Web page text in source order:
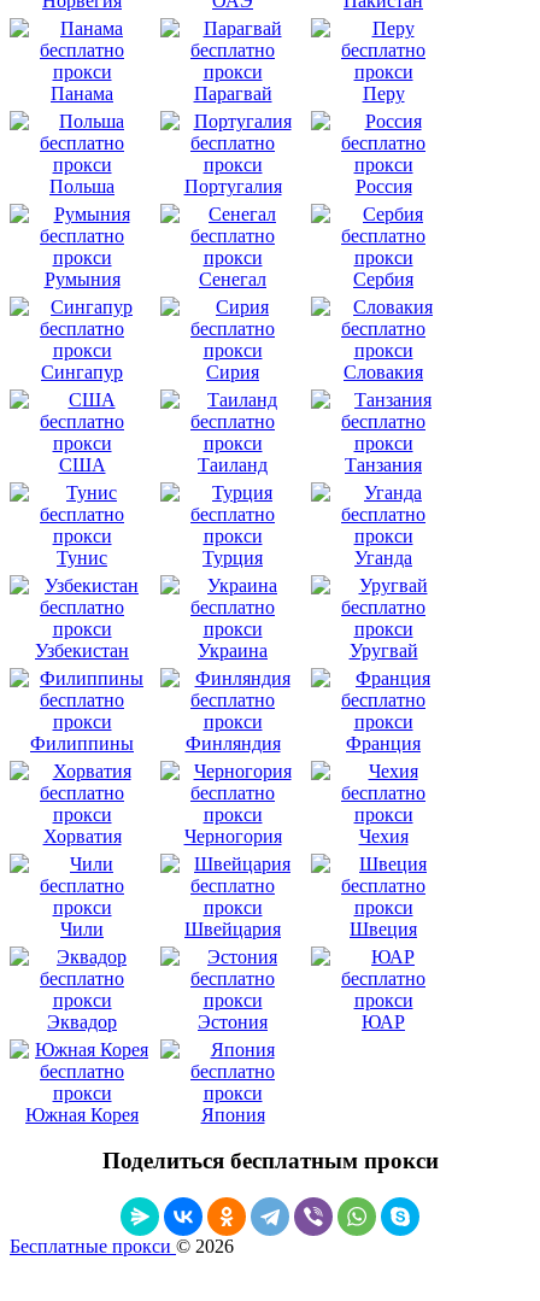
Панама Парагвай Перу
Польша Португалия Россия
Румыния Сенегал Сербия
Сингапур Сирия Словакия
США Таиланд Танзания
Тунис Турция Уганда
Узбекистан Украина Уругвай
Филиппины Финляндия Франция
Хорватия Черногория Чехия
Чили Швейцария Швеция
Эквадор Эстония ЮАР
Южная Корея Япония
Поделиться бесплатным прокси
Бесплатные прокси © 2026